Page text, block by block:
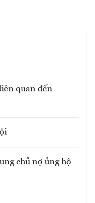
quan đến
chủ nợ ủng hộ